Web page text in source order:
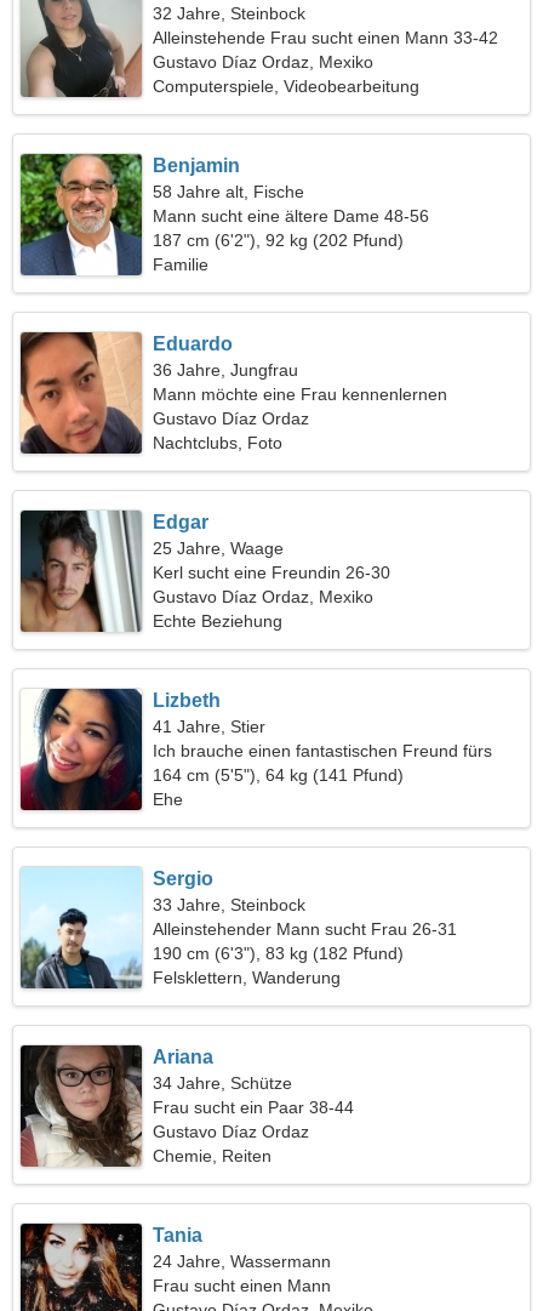
32 Jahre, Steinbock
Alleinstehende Frau sucht einen Mann 33-42
Gustavo Díaz Ordaz, Mexiko
Computerspiele, Videobearbeitung
Benjamin
58 Jahre alt, Fische
Mann sucht eine ältere Dame 48-56
187 cm (6'2"), 92 kg (202 Pfund)
Familie
Eduardo
36 Jahre, Jungfrau
Mann möchte eine Frau kennenlernen
Gustavo Díaz Ordaz
Nachtclubs, Foto
Edgar
25 Jahre, Waage
Kerl sucht eine Freundin 26-30
Gustavo Díaz Ordaz, Mexiko
Echte Beziehung
Lizbeth
41 Jahre, Stier
Ich brauche einen fantastischen Freund fürs
Leben
164 cm (5'5"), 64 kg (141 Pfund)
Ehe
Sergio
33 Jahre, Steinbock
Alleinstehender Mann sucht Frau 26-31
190 cm (6'3"), 83 kg (182 Pfund)
Felsklettern, Wanderung
Ariana
34 Jahre, Schütze
Frau sucht ein Paar 38-44
Gustavo Díaz Ordaz
Chemie, Reiten
Tania
24 Jahre, Wassermann
Frau sucht einen Mann